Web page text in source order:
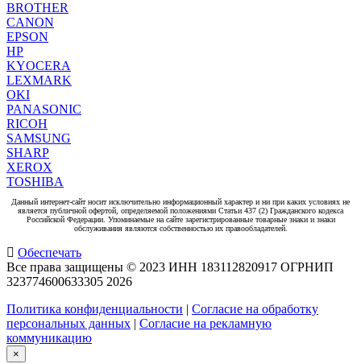
BROTHER
CANON
EPSON
HP
KYOCERA
LEXMARK
OKI
PANASONIC
RICOH
SAMSUNG
SHARP
XEROX
TOSHIBA
Данный интернет-сайт носит исключительно информационный характер и ни при каких условиях не
является публичной офертой, определяемой положениями Статьи 437 (2) Гражданского кодекса
Российской Федерации. Упоминаемые на сайте зарегистрированные товарные знаки и знаки
обслуживания являются собственностью их правообладателей.
Обеспечать
Все права защищены © 2023 ИНН 183112820917 ОГРНИП
323774600633305 2026
Политика конфиденциальности | Согласие на обработку
персональных данных | Согласие на рекламную
коммуникацию
×